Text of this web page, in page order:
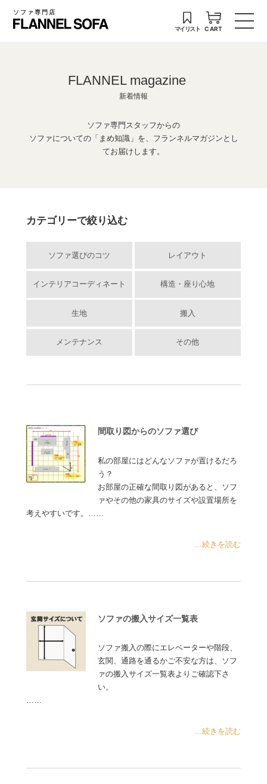
ソファ専門店
マイリスト CART
FLANNEL magazine
新着情報
ソファ専門スタッフからの
ソファについての「まめ知識」を、フランネルマガジンとし
てお届けします。
カテゴリーで絞り込む
ソファ選びのコツ レイアウト
インテリアコーディネート 構造・座り心地
生地 搬入
メンテナンス その他
間取り図からのソファ選び
私の部屋にはどんなソファが置けるだろ
う？
お部屋の正確な間取り図があると、ソフ
ァやその他の家具のサイズや設置場所を
考えやすいです。……
...続きを読む
ソファの搬入サイズ一覧表
ソファ搬入の際にエレベーターや階段、
玄関、通路を通るかご不安な方は、ソフ
ァの搬入サイズ一覧表よりご確認下さ
い。
...続きを読む